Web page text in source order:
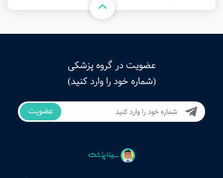
عضویت در گروه پزشکی
(شماره خود را وارد کنید)
عضویت